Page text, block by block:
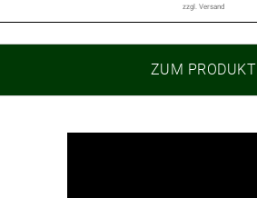
zzgl. Versand
ZUM PRODUKT